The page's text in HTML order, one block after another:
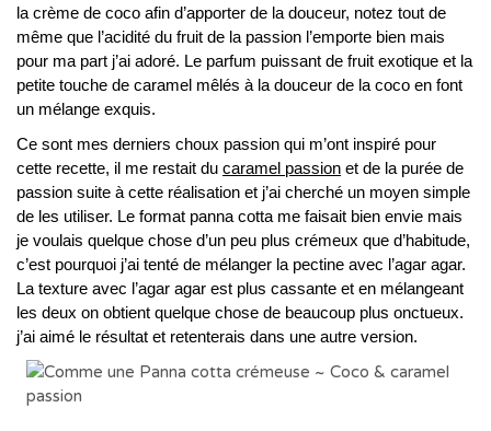
la crème de coco afin d’apporter de la douceur, notez tout de
même que l’acidité du fruit de la passion l’emporte bien mais
pour ma part j’ai adoré. Le parfum puissant de fruit exotique et la
petite touche de caramel mêlés à la douceur de la coco en font
un mélange exquis.
Ce sont mes derniers choux passion qui m’ont inspiré pour
cette recette, il me restait du caramel passion et de la purée de
passion suite à cette réalisation et j’ai cherché un moyen simple
de les utiliser. Le format panna cotta me faisait bien envie mais
je voulais quelque chose d’un peu plus crémeux que d’habitude,
c’est pourquoi j’ai tenté de mélanger la pectine avec l’agar agar.
La texture avec l’agar agar est plus cassante et en mélangeant
les deux on obtient quelque chose de beaucoup plus onctueux.
j’ai aimé le résultat et retenterais dans une autre version.